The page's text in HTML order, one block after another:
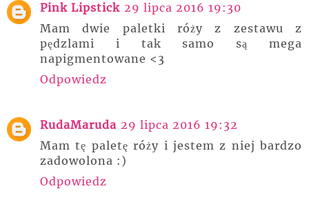
Pink Lipstick 29 lipca 2016 19:30
Mam dwie paletki róży z zestawu z
pędzlami i tak samo są mega
napigmentowane <3
Odpowiedz
RudaMaruda 29 lipca 2016 19:32
Mam tę paletę róży i jestem z niej bardzo
zadowolona :)
Odpowiedz